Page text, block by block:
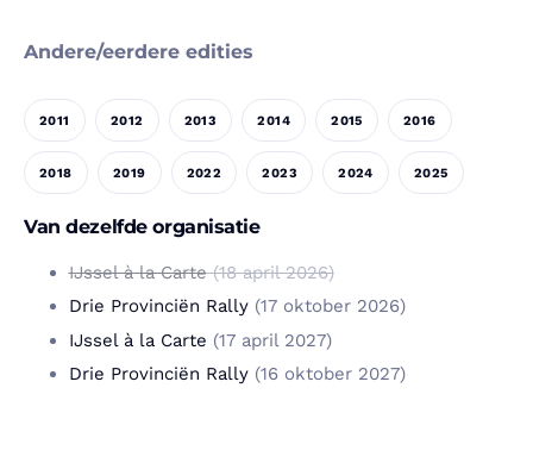
Andere/eerdere edities
2011 2012 2013 2014 2015 2016
2018 2019 2022 2023 2024 2025
Van dezelfde organisatie
IJssel à la Carte(18 april 2026)
Drie Provinciën Rally(17 oktober 2026)
IJssel à la Carte (17 april 2027)
Drie Provinciën Rally(16 oktober 2027)